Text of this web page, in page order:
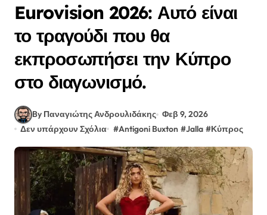
Eurovision 2026: Αυτό είναι
το τραγούδι που θα
εκπροσωπήσει την Κύπρο
στο διαγωνισμό.
By Παναγιώτης Ανδρουλιδάκης Φεβ 9, 2026
Δεν υπάρχουν Σχόλια #Antigoni Buxton #Jalla #Κύπρος